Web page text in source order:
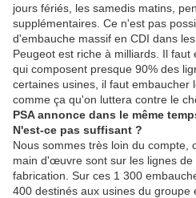
jours fériés, les samedis matins,
supplémentaires. Ce n'est pas
d'embauche massif en CDI dans
Peugeot est riche à milliards. Il
qui composent presque 90% des
certaines usines, il faut embaucher
comme ça qu'on luttera contre le
PSA annonce dans le même
N'est-ce pas suffisant ?
Nous sommes très loin du compte,
main d'œuvre sont sur les lignes de
fabrication. Sur ces 1 300
400 destinés aux usines du groupe